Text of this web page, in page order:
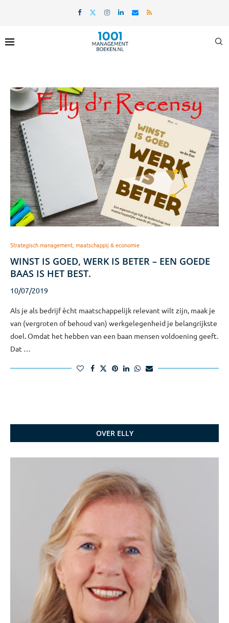
Strategisch management, maatschappij & economie
WINST IS GOED, WERK IS BETER – EEN GOEDE
BAAS IS HET BEST.
10/07/2019
Als je als bedrijf ècht maatschappelijk relevant wilt zijn, maak je
van (vergroten of behoud van) werkgelegenheid je belangrijkste
doel. Omdat het hebben van een baan mensen voldoening geeft.
Dat …
OVER ELLY